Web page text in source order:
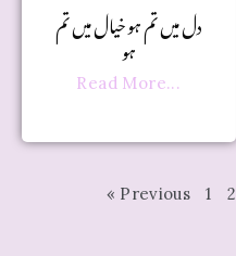
دل میں تم ہو خیال میں تم
ہو
Read More...
« Previous 1 2